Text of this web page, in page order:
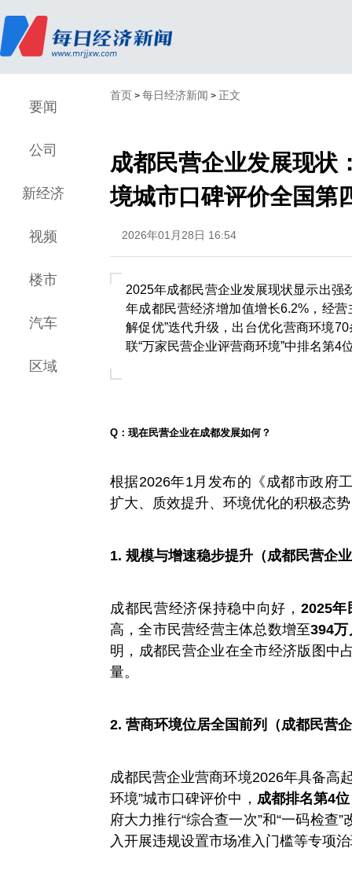
要闻
公司
新经济
视频
楼市
汽车
区域
首页 > 每日经济新闻 > 正文
成都民营企业发展现状
境城市口碑评价全国第
2026年01月28日 16:54
2025年成都民营企业发展现状显示出强
年成都民营经济增加值增长6.2%，经
解促优”迭代升级，出台优化营商环境
联“万家民营企业评营商环境”中排名第4
Q：现在民营企业在成都发展如何？
根据2026年1月发布的《成都市政府
扩大、质效提升、环境优化的积极态
1. 规模与增速稳步提升（成都民营企
成都民营经济保持稳中向好， 2025年
高，全市民营经营主体总数增至394万
明，成都民营企业在全市经济版图中
量。
2. 营商环境位居全国前列（成都民营
成都民营企业营商环境2026年具备高
环境”城市口碑评价中， 成都排名第4位
府大力推行“综合查一次”和“一码检查”
入开展违规设置市场准入门槛等专项